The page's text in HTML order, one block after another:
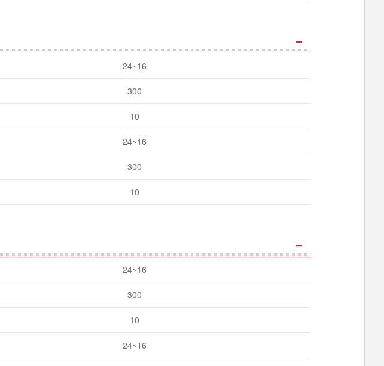
24~16
300
10
24~16
300
10
24~16
300
10
24~16